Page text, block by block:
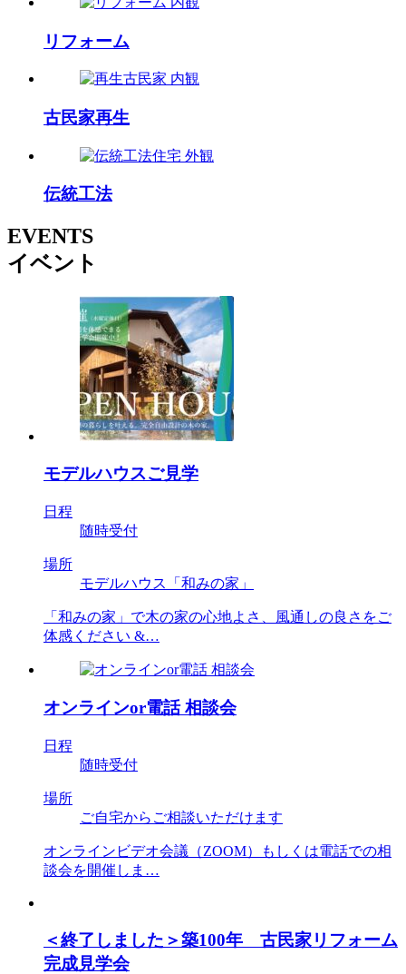
リフォーム
古民家再生
伝統工法
EVENTS
イベント
モデルハウスご見学
日程
随時受付
場所
モデルハウス「和みの家」
「和みの家」で木の家の心地よさ、風通しの良さをご
体感ください &…
オンラインor電話 相談会
日程
随時受付
場所
ご自宅からご相談いただけます
オンラインビデオ会議（ZOOM）もしくは電話での相
談会を開催しま…
＜終了しました＞築100年 古民家リフォーム
完成見学会